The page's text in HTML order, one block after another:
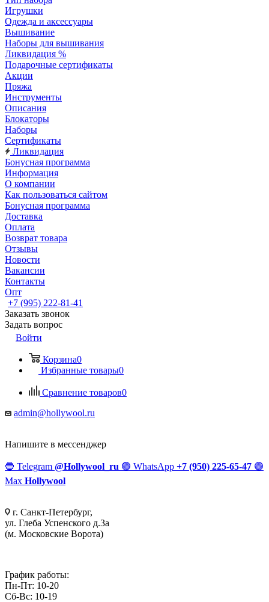
Игрушки
Одежда и аксессуары
Вышивание
Наборы для вышивания
Ликвидация %
Подарочные сертификаты
Акции
Пряжа
Инструменты
Описания
Блокаторы
Наборы
Сертификаты
Ликвидация
Бонусная программа
Информация
О компании
Как пользоваться сайтом
Бонусная программа
Доставка
Оплата
Возврат товара
Отзывы
Новости
Вакансии
Контакты
Опт
+7 (995) 222-81-41
Заказать звонок
Задать вопрос
Войти
Корзина0
Избранные товары0
Сравнение товаров0
admin@hollywool.ru
Напишите в мессенджер
🔵 Telegram @Hollywool_ru 🟢 WhatsApp +7 (950) 225-65-47 🟣
Max Hollywool
г. Санкт-Петербург,
ул. Глеба Успенского д.3а
(м. Московские Ворота)
График работы:
Пн-Пт: 10-20
Сб-Вс: 10-19